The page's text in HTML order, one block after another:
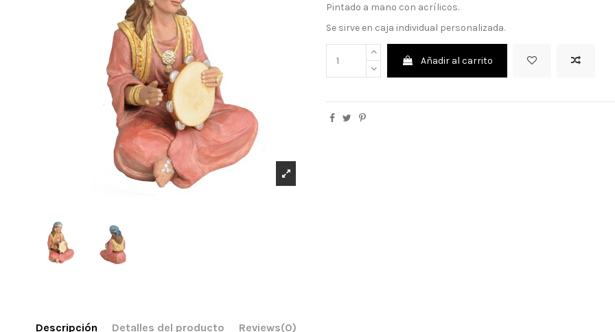
Pintado a mano con acrílicos.
Se sirve en caja individual personalizada.
Añadir al carrito
Descripción Detalles del producto Reviews(0)